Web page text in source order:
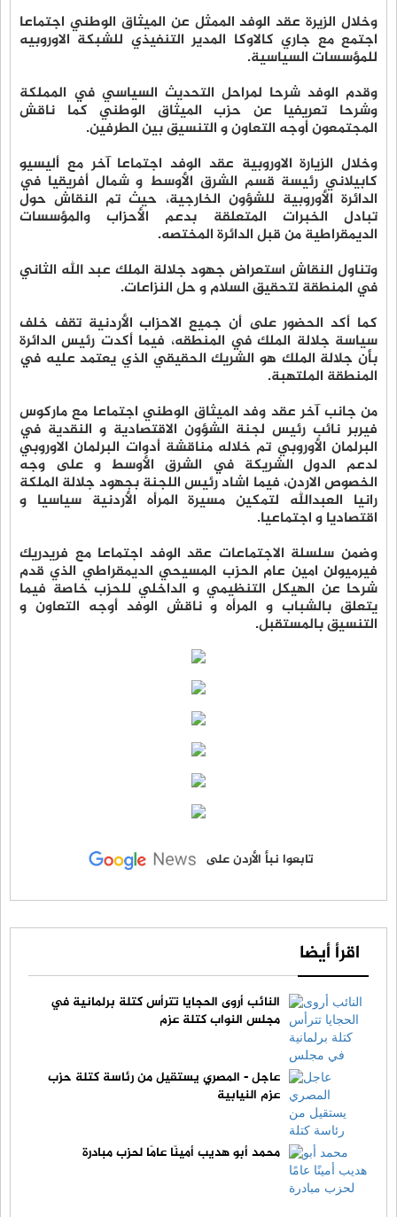
وخلال الزيرة عقد الوفد الممثل عن الميثاق الوطني اجتماعا
اجتمع مع جاري كالاوكا المدير التنفيذي للشبكة الاوروبيه
للمؤسسات السياسية.
وقدم الوفد شرحا لمراحل التحديث السياسي في المملكة
وشرحا تعريفيا عن حزب الميثاق الوطني كما ناقش
المجتمعون أوجه التعاون و التنسيق بين الطرفين.
وخلال الزيارة الاوروبية عقد الوفد اجتماعا آخر مع أليسيو
كابيلاني رئيسة قسم الشرق الأوسط و شمال أفريقيا في
الدائرة الأوروبية للشؤون الخارجية، حيث تم النقاش حول
تبادل الخبرات المتعلقة بدعم الأحزاب والمؤسسات
الديمقراطية من قبل الدائرة المختصه.
وتناول النقاش استعراض جهود جلالة الملك عبد الله الثاني
في المنطقة لتحقيق السلام و حل النزاعات.
كما أكد الحضور على أن جميع الاحزاب الأردنية تقف خلف
سياسة جلالة الملك في المنطقه، فيما أكدت رئيس الدائرة
بأن جلالة الملك هو الشريك الحقيقي الذي يعتمد عليه في
المنطقة الملتهبة.
من جانب آخر عقد وفد الميثاق الوطني اجتماعا مع ماركوس
فيربر نائب رئيس لجنة الشؤون الاقتصادية و النقدية في
البرلمان الأوروبي تم خلاله مناقشة أدوات البرلمان الاوروبي
لدعم الدول الشريكة في الشرق الأوسط و على وجه
الخصوص الاردن، فيما اشاد رئيس اللجنة بجهود جلالة الملكة
رانيا العبدالله لتمكين مسيرة المرأه الأردنية سياسيا و
اقتصاديا و اجتماعيا.
وضمن سلسلة الاجتماعات عقد الوفد اجتماعا مع فريدريك
فيرميولن امين عام الحزب المسيحي الديمقراطي الذي قدم
شرحا عن الهيكل التنظيمي و الداخلي للحزب خاصة فيما
يتعلق بالشباب و المرأه و ناقش الوفد أوجه التعاون و
التنسيق بالمستقبل.
تابعوا نبأ الأردن على
اقرأ أيضا
النائب أروى الحجايا تترأس كتلة برلمانية في
مجلس النواب كتلة عزم
عاجل - المصري يستقيل من رئاسة كتلة حزب
عزم النيابية
محمد أبو هديب أمينًا عامًا لحزب مبادرة